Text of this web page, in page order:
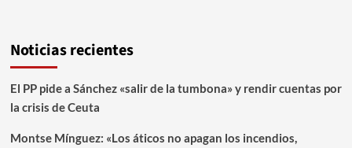
Noticias recientes
El PP pide a Sánchez «salir de la tumbona» y rendir cuentas por
la crisis de Ceuta
Montse Mínguez: «Los áticos no apagan los incendios,